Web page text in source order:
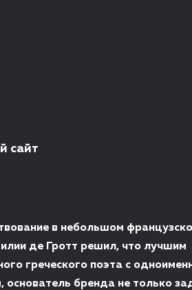
сайт
в небольшом
де Гротт решил, что лучшим
греческого поэта с
основатель бренда не только